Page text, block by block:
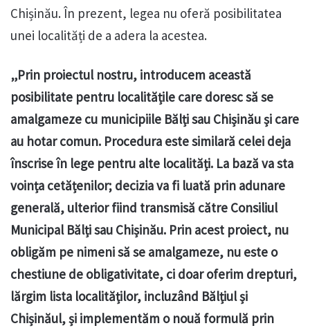
Chișinău. În prezent, legea nu oferă posibilitatea
unei localități de a adera la acestea.
„Prin proiectul nostru, introducem această
posibilitate pentru localitățile care doresc să se
amalgameze cu municipiile Bălți sau Chișinău și care
au hotar comun. Procedura este similară celei deja
înscrise în lege pentru alte localități. La bază va sta
voința cetățenilor; decizia va fi luată prin adunare
generală, ulterior fiind transmisă către Consiliul
Municipal Bălți sau Chișinău. Prin acest proiect, nu
obligăm pe nimeni să se amalgameze, nu este o
chestiune de obligativitate, ci doar oferim drepturi,
lărgim lista localităților, incluzând Bălțiul și
Chișinăul, și implementăm o nouă formulă prin